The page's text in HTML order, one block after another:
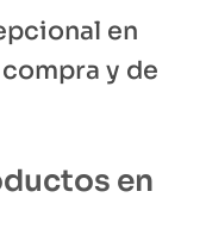
en
y de
en